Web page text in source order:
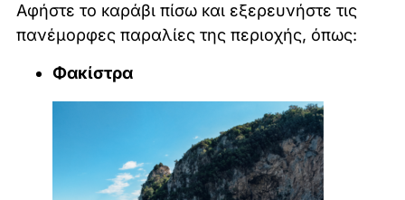
Αφήστε το καράβι πίσω και εξερευνήστε τις
πανέμορφες παραλίες της περιοχής, όπως:
Φακίστρα